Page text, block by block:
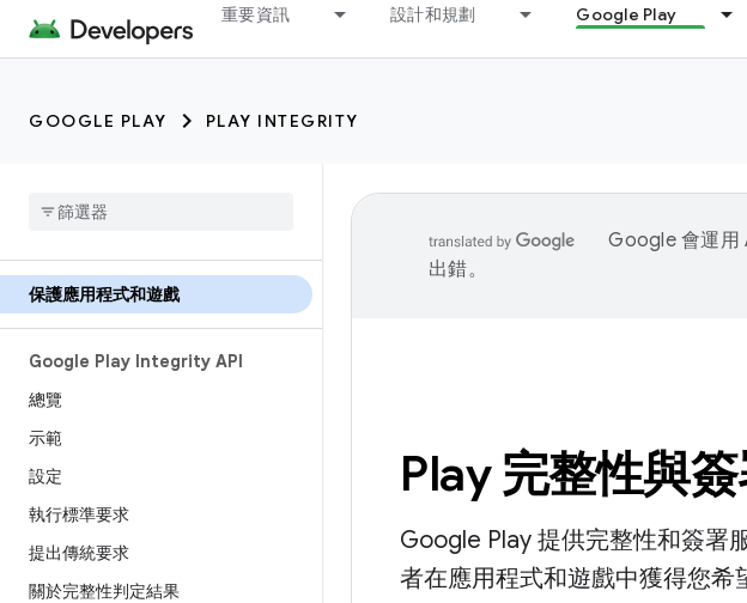
重要資訊 設計和規劃 Google Play
GOOGLE PLAY PLAY INTEGRITY
保護應用程式和遊戲
Google Play Integrity API
總覽
示範
設定
執行標準要求
提出傳統要求
關於完整性判定結果
Google 會運用
出錯。
Play 完整性與
Google Play 提供完整性和簽署
者在應用程式和遊戲中獲得您希